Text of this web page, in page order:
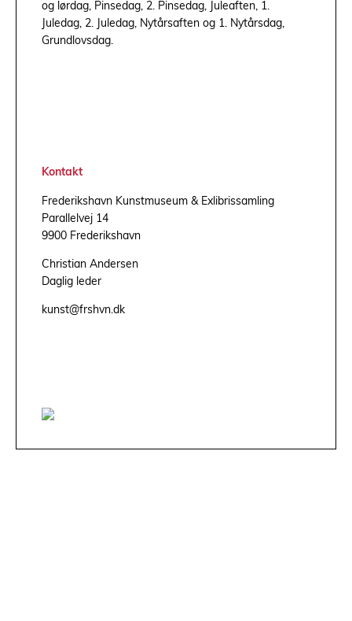
og lørdag, Pinsedag, 2. Pinsedag, Juleaften, 1.
Juledag, 2. Juledag, Nytårsaften og 1. Nytårsdag,
Grundlovsdag.
Kontakt
Frederikshavn Kunstmuseum & Exlibrissamling
Parallelvej 14
9900 Frederikshavn
Christian Andersen
Daglig leder
kunst@frshvn.dk